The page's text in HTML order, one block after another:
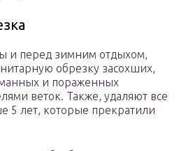
и перед зимним отдыхом,
обрезку засохших,
и пораженных
веток. Также, удаляют все
5 лет, которые прекратили